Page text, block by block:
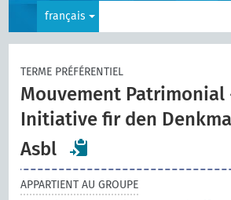
français
TERME PRÉFÉRENTIEL
Mouvement Patrimonial
Initiative fir den
Asbl
APPARTIENT AU GROUPE